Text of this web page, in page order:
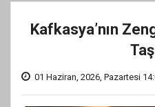
Kafkasya’nın
01 Haziran, 2026, Pazartesi